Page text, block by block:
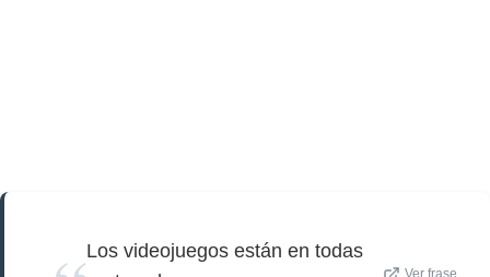
Los videojuegos están en todas
Ver frase